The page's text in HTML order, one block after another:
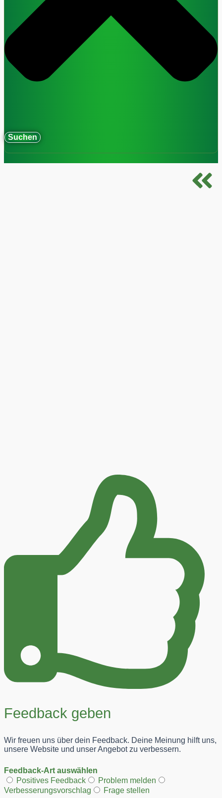
Suchen
Feedback geben
Wir freuen uns über dein Feedback. Deine Meinung hilft uns,
unsere Website und unser Angebot zu verbessern.
Feedback-Art auswählen
Positives Feedback
Problem melden
Verbesserungsvorschlag
Frage stellen